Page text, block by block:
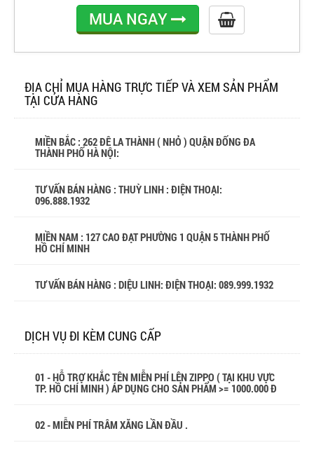
MUA NGAY
ĐỊA CHỈ MUA HÀNG TRỰC TIẾP VÀ XEM SẢN PHẨM
TẠI CỬA HÀNG
MIỀN BẮC : 262 ĐÊ LA THÀNH ( NHỎ ) QUẬN ĐỐNG ĐA
THÀNH PHỐ HÀ NỘI:
TƯ VẤN BÁN HÀNG : THUỲ LINH : ĐIỆN THOẠI:
096.888.1932
MIỀN NAM : 127 CAO ĐẠT PHƯỜNG 1 QUẬN 5 THÀNH PHỐ
HỒ CHÍ MINH
TƯ VẤN BÁN HÀNG : DIỆU LINH: ĐIỆN THOẠI: 089.999.1932
DỊCH VỤ ĐI KÈM CUNG CẤP
01 - HỖ TRỢ KHẮC TÊN MIỄN PHÍ LÊN ZIPPO ( TẠI KHU VỰC
TP. HỒ CHÍ MINH ) ÁP DỤNG CHO SẢN PHẨM >= 1000.000 Đ
02 - MIỄN PHÍ TRÂM XĂNG LẦN ĐẦU .